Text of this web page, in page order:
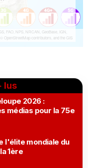
lus
2026 :
médias pour la 75e
l'élite mondiale du
1ère